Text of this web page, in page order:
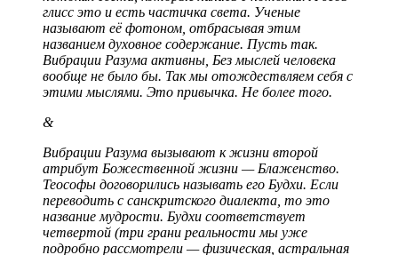
глисс это и есть частичка света. Ученые
называют её фотоном, отбрасывая этим
названием духовное содержание. Пусть так.
Вибрации Разума активны, Без мыслей человека
вообще не было бы. Так мы отождествляем себя с
этими мыслями. Это привычка. Не более того.
&
Вибрации Разума вызывают к жизни второй
атрибут Божественной жизни — Блаженство.
Теософы договорились называть его Будхи. Если
переводить с санскритского диалекта, то это
название мудрости. Будхи соответствует
четвертой (три грани реальности мы уже
подробно рассмотрели — физическая, астральная